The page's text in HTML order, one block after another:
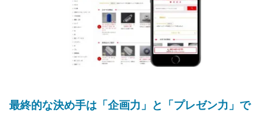
最終的な決め手は「企画力」と「プレゼン力」で